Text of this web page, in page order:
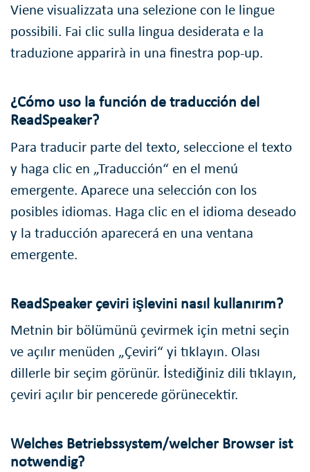
Viene visualizzata una selezione con le lingue
possibili. Fai clic sulla lingua desiderata e la
traduzione apparirà in una finestra pop-up.
¿Cómo uso la función de traducción del
ReadSpeaker?
Para traducir parte del texto, seleccione el texto
y haga clic en „Traducción“ en el menú
emergente. Aparece una selección con los
posibles idiomas. Haga clic en el idioma deseado
y la traducción aparecerá en una ventana
emergente.
ReadSpeaker çeviri işlevini nasıl kullanırım?
Metnin bir bölümünü çevirmek için metni seçin
ve açılır menüden „Çeviri“ yi tıklayın. Olası
dillerle bir seçim görünür. İstediğiniz dili tıklayın,
çeviri açılır bir pencerede görünecektir.
Welches Betriebssystem/welcher Browser ist
notwendig?